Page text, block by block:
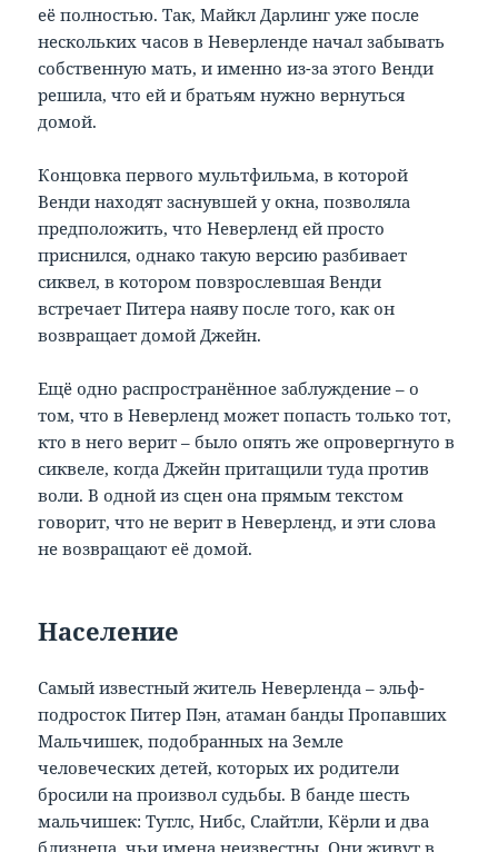
её полностью. Так, Майкл Дарлинг уже после
нескольких часов в Неверленде начал забывать
собственную мать, и именно из-за этого Венди
решила, что ей и братьям нужно вернуться
домой.
Концовка первого мультфильма, в которой
Венди находят заснувшей у окна, позволяла
предположить, что Неверленд ей просто
приснился, однако такую версию разбивает
сиквел, в котором повзрослевшая Венди
встречает Питера наяву после того, как он
возвращает домой Джейн.
Ещё одно распространённое заблуждение – о
том, что в Неверленд может попасть только тот,
кто в него верит – было опять же опровергнуто в
сиквеле, когда Джейн притащили туда против
воли. В одной из сцен она прямым текстом
говорит, что не верит в Неверленд, и эти слова
не возвращают её домой.
Население
Самый известный житель Неверленда – эльф-
подросток Питер Пэн, атаман банды Пропавших
Мальчишек, подобранных на Земле
человеческих детей, которых их родители
бросили на произвол судьбы. В банде шесть
мальчишек: Тутлс, Нибс, Слайтли, Кёрли и два
близнеца, чьи имена неизвестны. Они живут в